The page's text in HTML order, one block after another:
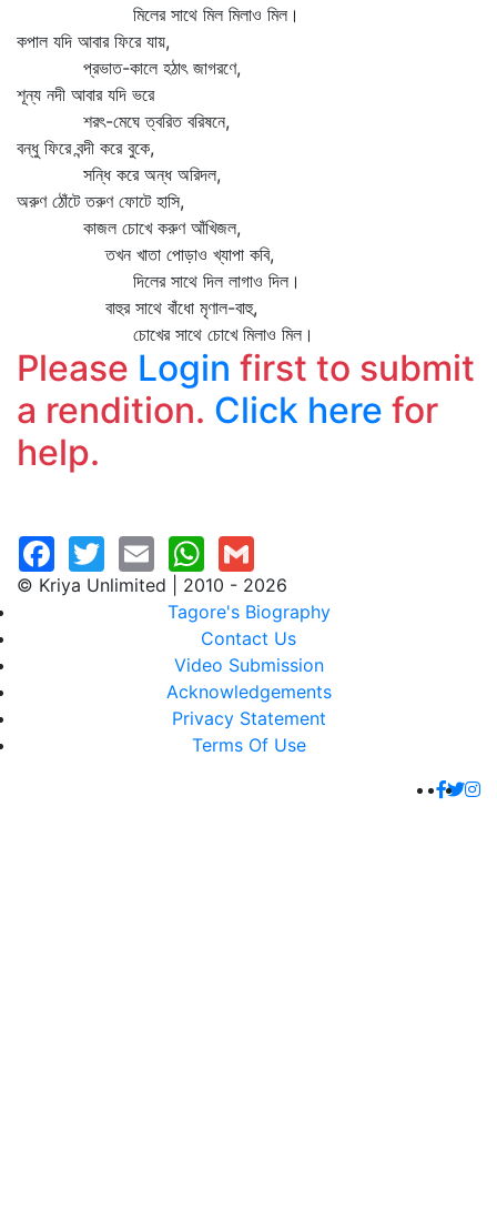
মিলের সাথে মিল মিলাও মিল।
কপাল যদি আবার ফিরে যায়,
প্রভাত-কালে হঠাৎ জাগরণে,
শূন্য নদী আবার যদি ভরে
শরৎ-মেঘে ত্বরিত বরিষনে,
বন্ধু ফিরে বন্দী করে বুকে,
সন্ধি করে অন্ধ অরিদল,
অরুণ ঠোঁটে তরুণ ফোটে হাসি,
কাজল চোখে করুণ আঁখিজল,
তখন খাতা পোড়াও খ্যাপা কবি,
দিলের সাথে দিল লাগাও দিল।
বাহুর সাথে বাঁধো মৃণাল-বাহু,
চোখের সাথে চোখে মিলাও মিল।
Please Login first to submit
a rendition. Click here for
help.
© Kriya Unlimited | 2010 - 2026
Tagore's Biography
Contact Us
Video Submission
Acknowledgements
Privacy Statement
Terms Of Use